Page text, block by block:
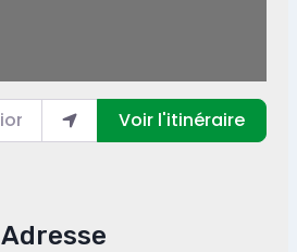
Enter your location
Voir l'itinéraire
Adresse